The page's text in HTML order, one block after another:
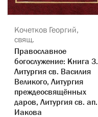
Кочетков Георгий,
свящ.
Православное
богослужение: Книга 3.
Литургия св. Василия
Великого, Литургия
преждеосвящённых
даров, Литургия св. ап.
Иакова